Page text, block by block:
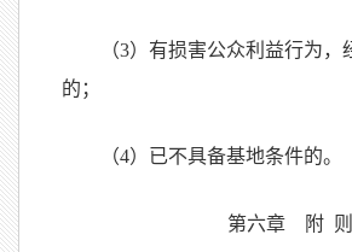
（3）有损害公众利益行为，
的；
（4）已不具备基地条件的。
第六章 附 则